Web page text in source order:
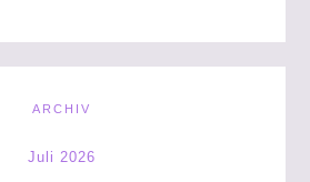
ARCHIV
Juli 2026